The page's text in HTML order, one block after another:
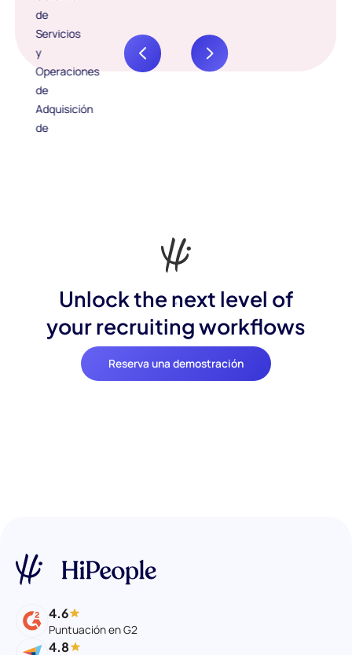
Unlock the next level of
your recruiting workflows
Reserva una demostración
4.6
Puntuación en G2
4.8